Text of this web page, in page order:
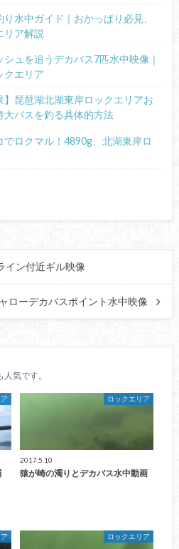
水中ガイド｜おかっぱり必見、
リア解説
ュを追うデカバス7匹水中映像｜
クエリア
】琵琶湖北湖東岸ロックエリアお
大バスを釣る具体的方法
でロクマル！4890g、北湖東岸ロ
イン付近ギル映像
ローデカバスポイント水中映像
気です。
ロックエリア
2017.5.10
猿が崎の濁りとデカバス水中動画
ロックエリア